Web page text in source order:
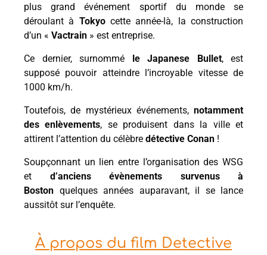
plus grand événement sportif du monde se
déroulant à Tokyocette année-là, la construction
d’un « Vactrain » est entreprise.
Ce dernier, surnommé le Japanese Bullet, est
supposé pouvoir atteindre l’incroyable vitesse de
1000 km/h.
Toutefois, de mystérieux événements, notamment
des enlèvements, se produisent dans la ville et
attirent l’attention du célèbre détective Conan !
Soupçonnant un lien entre l’organisation des WSG
et d’anciens évènements survenus à
Boston quelques années auparavant, il se lance
aussitôt sur l’enquête.
À propos du film Detective